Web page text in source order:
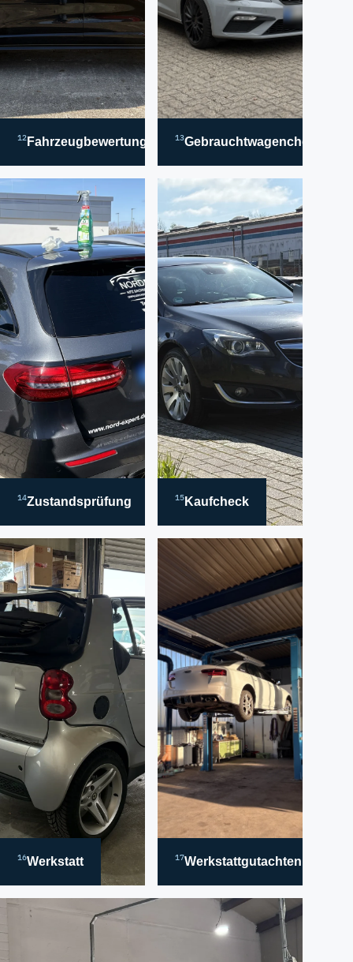
12 Fahrzeugbewertung 13Gebrauchtwagencheck
14Zustandsprüfung 15 Kaufcheck
16Werkstatt 17Werkstattgutachten